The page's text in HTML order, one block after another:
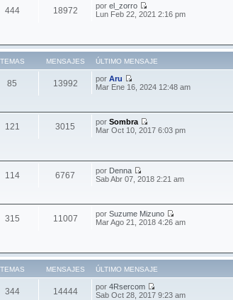
444 18972 porel_zorro
Lun Feb 22, 2021 2:16 pm
TEMAS MENSAJES ÚLTIMO MENSAJE
85 13992 porAru
Mar Ene 16, 2024 12:48 am
121 3015 porSombra
Mar Oct 10, 2017 6:03 pm
114 6767 por Denna
Sab Abr 07, 2018 2:21 am
315 11007 porSuzume Mizuno
Mar Ago 21, 2018 4:26 am
TEMAS MENSAJES ÚLTIMO MENSAJE
344 14444 por4Rsercom
Sab Oct 28, 2017 9:23 am